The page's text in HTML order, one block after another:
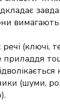
речі (ключі,
приладдя
(шуми,